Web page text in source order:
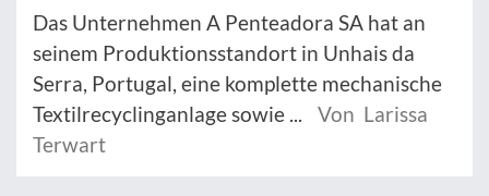
Das Unternehmen A Penteadora SA hat an
seinem Produktionsstandort in Unhais da
Serra, Portugal, eine komplette mechanische
Textilrecyclinganlage sowie ...
Von Larissa
Terwart